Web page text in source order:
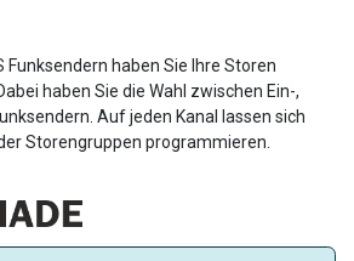
Funksendern haben Sie Ihre Storen
haben Sie die Wahl zwischen Ein-,
Auf jeden Kanal lassen sich
Storengruppen programmieren.